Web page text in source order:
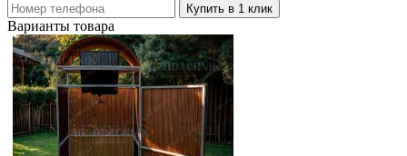
Купить в 1 клик
Варианты товара